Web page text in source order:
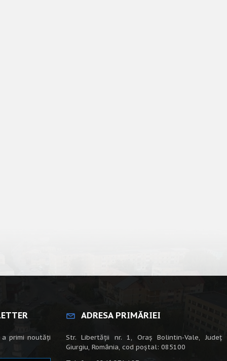
primi noutăți
ADRESA PRIMĂRIEI
Str. Libertății nr. 1, Oraș Bolintin-Vale, Județ
Giurgiu, România, cod poștal: 085100